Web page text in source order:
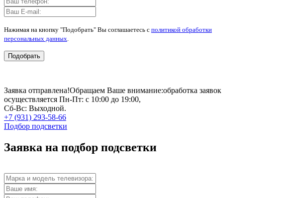
Нажимая на кнопку "Подобрать" Вы соглашаетесь с политикой обработки
персональных данных
Подобрать
Заявка отправлена!Обращаем Ваше внимание:обработка заявок
осуществляется Пн-Пт: с 10:00 до 19:00,
Сб-Вс: Выходной.
+7 (931) 293-58-66
Подбор подсветки
Заявка на подбор подсветки